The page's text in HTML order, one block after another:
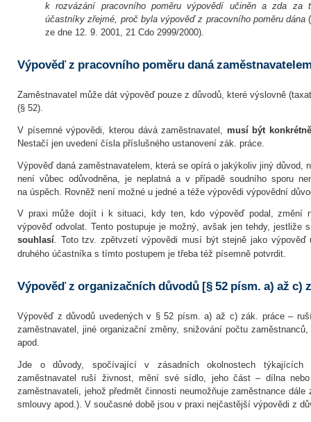
k rozvázání pracovního poměru výpovědí učiněn a zda za
účastníky zřejmé, proč byla výpověď z pracovního poměru dána
ze dne 12. 9. 2001, 21 Cdo 2999/2000).
Výpověď z pracovního poměru daná
Zaměstnavatel může dát výpověď pouze z důvodů, které výslovně
(§ 52).
V písemné výpovědi, kterou dává zaměstnavatel, musí být
Nestačí jen uvedení čísla příslušného ustanovení zák. práce.
Výpověď daná zaměstnavatelem, která se opírá o jakýkoliv jiný důvod,
není vůbec odůvodněna, je neplatná a v případě soudního sporu
na úspěch. Rovněž není možné u jedné a téže výpovědi výpovědní
V praxi může dojít i k situaci, kdy ten, kdo výpověď podal, změní
výpověď odvolat. Tento postupuje je možný, avšak jen tehdy, jestliže
souhlasí. Toto tzv. zpětvzetí výpovědi musí být stejně jako výpověď
druhého účastníka s tímto postupem je třeba též písemně potvrdit.
Výpověď z organizačních důvodů [§ 52 písm. a) až c)
Výpověď z důvodů uvedených v § 52 písm. a) až c) zák. práce –
zaměstnavatel, jiné organizační změny, snižování počtu
apod.
Jde o důvody, spočívající v zásadních okolnostech týkajících
zaměstnavatel ruší živnost, mění své sídlo, jeho část – dílna
zaměstnavateli, jehož předmět činnosti neumožňuje zaměstnance dále
smlouvy apod.). V současné době jsou v praxi nejčastější výpovědi z